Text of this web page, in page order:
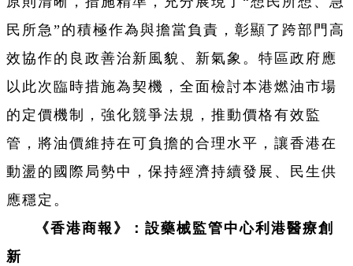
民所急”的積極作為與擔當負責，彰顯了跨部門高
效協作的良政善治新風貌、新氣象。特區政府應
以此次臨時措施為契機，全面檢討本港燃油市場
的定價機制，強化競爭法規，推動價格有效監
管，將油價維持在可負擔的合理水平，讓香港在
動盪的國際局勢中，保持經濟持續發展、民生供
應穩定。
《香港商報》：設藥械監管中心利港醫療創
新